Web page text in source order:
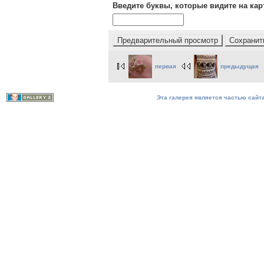
Введите буквы, которые видите на
первая предыдущая
Эта галерея является частью